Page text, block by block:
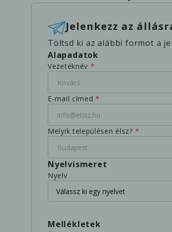
Jelenkezz az
Töltsd ki az alábbi formot a
Alapadatok
Vezetéknév *
E-mail címed *
Melyik településen élsz? *
Nyelvismeret
Nyelv
Mellékletek